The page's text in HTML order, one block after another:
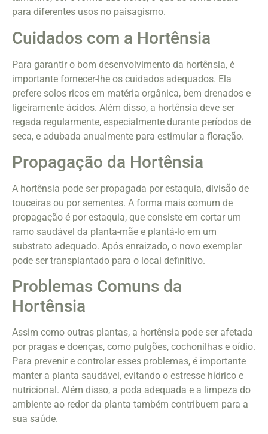
para diferentes usos no paisagismo.
Cuidados com a Hortênsia
Para garantir o bom desenvolvimento da hortênsia, é
importante fornecer-lhe os cuidados adequados. Ela
prefere solos ricos em matéria orgânica, bem drenados e
ligeiramente ácidos. Além disso, a hortênsia deve ser
regada regularmente, especialmente durante períodos de
seca, e adubada anualmente para estimular a floração.
Propagação da Hortênsia
A hortênsia pode ser propagada por estaquia, divisão de
touceiras ou por sementes. A forma mais comum de
propagação é por estaquia, que consiste em cortar um
ramo saudável da planta-mãe e plantá-lo em um
substrato adequado. Após enraizado, o novo exemplar
pode ser transplantado para o local definitivo.
Problemas Comuns da
Hortênsia
Assim como outras plantas, a hortênsia pode ser afetada
por pragas e doenças, como pulgões, cochonilhas e oídio.
Para prevenir e controlar esses problemas, é importante
manter a planta saudável, evitando o estresse hídrico e
nutricional. Além disso, a poda adequada e a limpeza do
ambiente ao redor da planta também contribuem para a
sua saúde.